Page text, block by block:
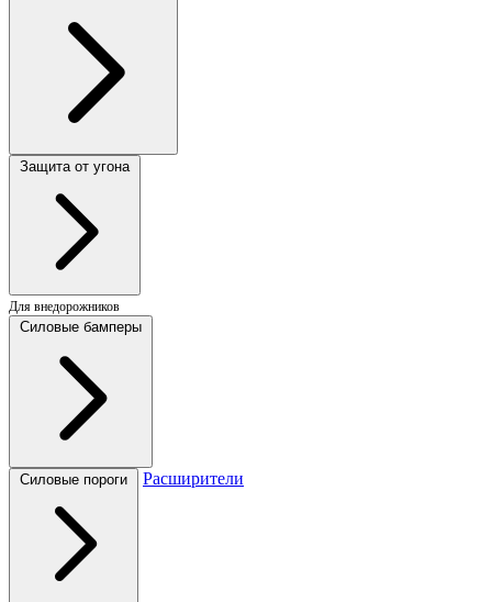
Защита от угона
Для внедорожников
Силовые бамперы
Силовые пороги Расширители